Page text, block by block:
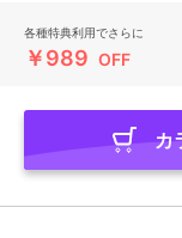
各種特典利用でさらに
￥989 OFF
カ